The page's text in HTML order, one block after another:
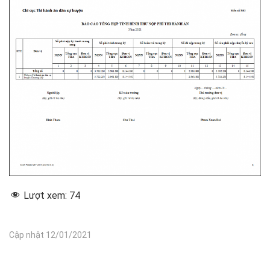
Lượt xem: 74
Cập nhật 12/01/2021